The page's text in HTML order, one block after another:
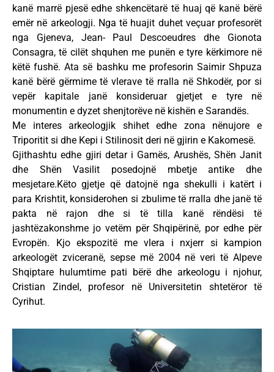
kanë marrë pjesë edhe shkencëtarë të huaj që kanë bërë
emër në arkeologji. Nga të huajit duhet veçuar profesorët
nga Gjeneva, Jean- Paul Descoeudres dhe Gionota
Consagra, të cilët shquhen me punën e tyre kërkimore në
këtë fushë. Ata së bashku me profesorin Saimir Shpuza
kanë bërë gërmime të vlerave të rralla në Shkodër, por si
vepër kapitale janë konsideruar gjetjet e tyre në
monumentin e dyzet shenjtorëve në kishën e Sarandës.
Me interes arkeologjik shihet edhe zona nënujore e
Triporitit si dhe Kepi i Stilinosit deri në gjirin e Kakomesë.
Gjithashtu edhe gjiri detar i Gamës, Arushës, Shën Janit
dhe Shën Vasilit posedojnë mbetje antike dhe
mesjetare.Këto gjetje që datojnë nga shekulli i katërt i
para Krishtit, konsiderohen si zbulime të rralla dhe janë të
pakta në rajon dhe si të tilla kanë rëndësi të
jashtëzakonshme jo vetëm për Shqipërinë, por edhe për
Evropën. Kjo ekspozitë me vlera i nxjerr si kampion
arkeologët zviceranë, sepse më 2004 në veri të Alpeve
Shqiptare hulumtime pati bërë dhe arkeologu i njohur,
Cristian Zindel, profesor në Universitetin shtetëror të
Cyrihut.